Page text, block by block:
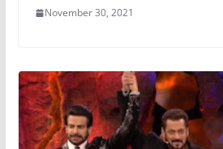
November 30, 2021